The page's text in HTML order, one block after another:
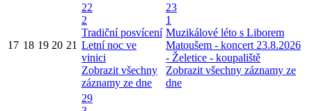
17 18 19 20 21
22
2
Tradiční posvícení
Letní noc ve
vinici
Zobrazit všechny
záznamy ze dne
23
1
Muzikálové léto s Liborem
Matoušem - koncert 23.8.2026
- Želetice - koupaliště
Zobrazit všechny záznamy ze
dne
29